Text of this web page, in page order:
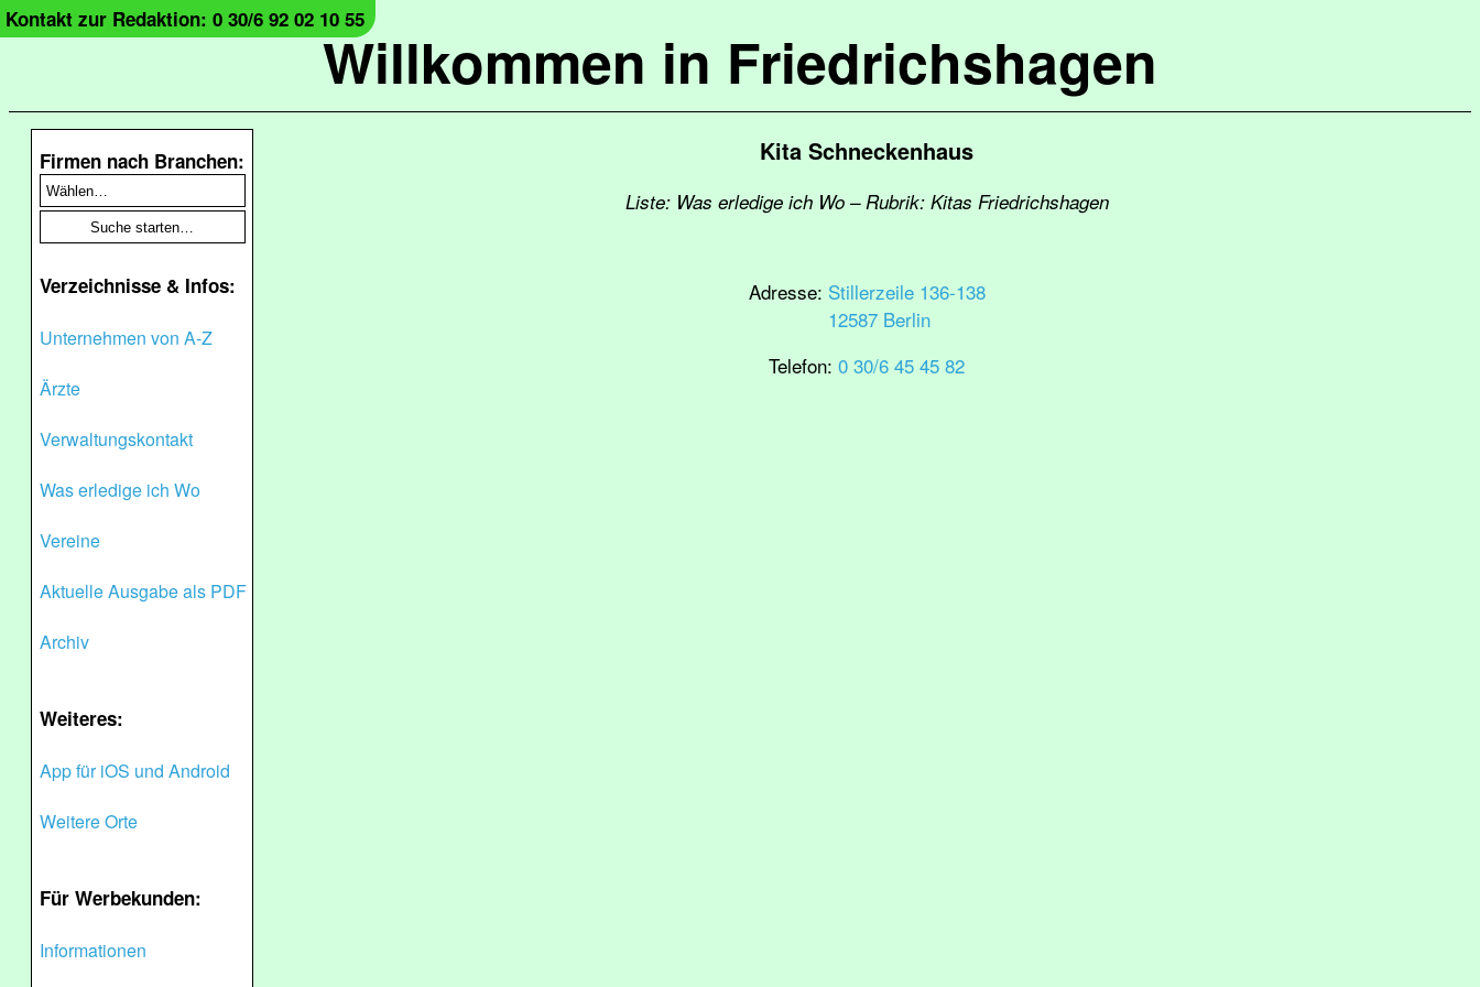
Willkommen in Friedrichshagen
Kontakt zur Redaktion: 0 30/6 92 02 10 55
Firmen nach Branchen:
Verzeichnisse & Infos:
Unternehmen von A-Z
Ärzte
Verwaltungskontakt
Was erledige ich Wo
Vereine
Aktuelle Ausgabe als PDF
Archiv
Weiteres:
App für iOS und Android
Weitere Orte
Für Werbekunden:
Informationen
Kita Schneckenhaus
Liste: Was erledige ich Wo – Rubrik: Kitas Friedrichshagen
Adresse: Stillerzeile 136-138
12587 Berlin
Telefon: 0 30/6 45 45 82